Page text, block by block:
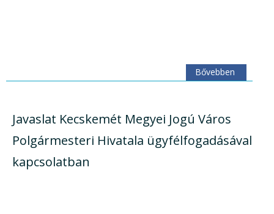
Bővebben
Javaslat Kecskemét Megyei Jogú Város
Polgármesteri Hivatala ügyfélfogadásával
kapcsolatban